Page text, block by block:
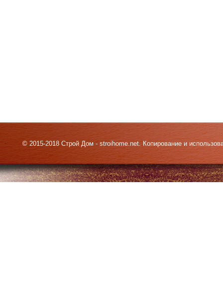
© 2015-2018 Строй Дом - stroihome.net. Копирование и